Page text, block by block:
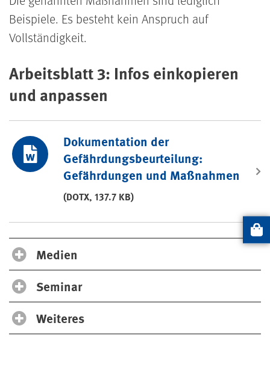
Beispiele. Es besteht kein Anspruch auf
Vollständigkeit.
Arbeitsblatt 3: Infos einkopieren
und anpassen
Dokumentation der
Gefährdungsbeurteilung:
Gefährdungen und Maßnahmen
(DOTX, 137.7 KB)
Medien
Seminar
Weiteres
Artikel